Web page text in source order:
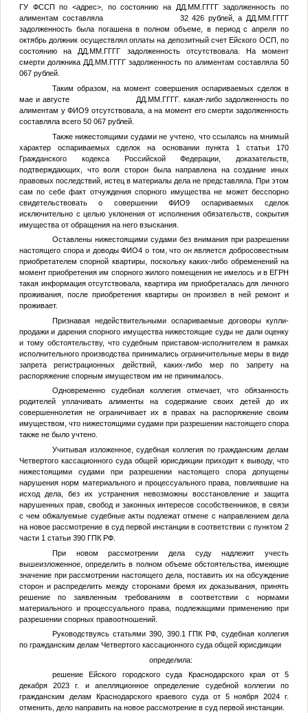
ГУ ФССП по <адрес>, по состоянию на ДД.ММ.ГГГГзадолженность по
алиментам составляла 32 426 рублей, аДД.ММ.ГГГГ
задолженность была погашена в полном объеме, в период с апреля по
октябрь должник осуществлял оплаты на депозитный счет Ейского ОСП, по
состоянию наДД.ММ.ГГГГ задолженность отсутствовала. На момент
смерти должника ДД.ММ.ГГГГ задолженность по алиментам составляла 50
067 рублей.
Таким образом, на момент совершения оспариваемых сделок в
мае и августе ДД.ММ.ГГГГ. какая-либо задолженность по
алиментам уФИО9 отсутствовала, а на момент его смерти задолженность
составляла всего 50 067 рублей.
Также нижестоящими судами не учтено, что ссылаясь на мнимый
характер оспариваемых сделок на основании пункта 1 статьи 170
Гражданского кодекса Российской Федерации, доказательств,
подтверждающих, что воля сторон была направлена на создание иных
правовых последствий, истец в материалы дела не представляла. При этом
сам по себе факт отчуждения спорного имущества не может бесспорно
свидетельствовать о совершенииФИО9 оспариваемых сделок
исключительно с целью уклонения от исполнения обязательств, сокрытия
имущества от обращения на него взыскания.
Оставлены нижестоящими судами без внимания при разрешении
настоящего спора и доводыФИО4 о том, что он является добросовестным
приобретателем спорной квартиры, поскольку каких-либо обременений на
момент приобретения им спорного жилого помещения не имелось и в ЕГРН
такая информация отсутствовала, квартира им приобреталась для личного
проживания, после приобретения квартиры он произвел в ней ремонт и
проживает.
Признавая недействительными оспариваемые договоры купли-
продажи и дарения спорного имущества нижестоящие суды не дали оценку
и тому обстоятельству, что судебным приставом-исполнителем в рамках
исполнительного производства принимались ограничительные меры в виде
запрета регистрационных действий, каких-либо мер по запрету на
распоряжение спорным имуществом им не принималось.
Одновременно судебная коллегия отмечает, что обязанность
родителей уплачивать алименты на содержание своих детей до их
совершеннолетия не ограничивает их в правах на распоряжение своим
имуществом, что нижестоящими судами при разрешении настоящего спора
также не было учтено.
Учитывая изложенное, судебная коллегия по гражданским делам
Четвертого кассационного суда общей юрисдикции приходит к выводу, что
нижестоящими судами при разрешении настоящего спора допущены
нарушения норм материального и процессуального права, повлиявшие на
исход дела, без их устранения невозможны восстановление и защита
нарушенных прав, свобод и законных интересов сособственников, в связи
с чем обжалуемые судебные акты подлежат отмене с направлением дела
на новое рассмотрение в суд первой инстанции в соответствии с пунктом 2
части 1 статьи 390 ГПК РФ.
При новом рассмотрении дела суду надлежит учесть
вышеизложенное, определить в полном объеме обстоятельства, имеющие
значение при рассмотрении настоящего дела, поставить их на обсуждение
сторон и распределить между сторонами бремя их доказывания, принять
решение по заявленным требованиям в соответствии с нормами
материального и процессуального права, подлежащими применению при
разрешении спорных правоотношений.
Руководствуясь статьями 390, 390.1 ГПК РФ, судебная коллегия
по гражданским делам Четвертого кассационного суда общей юрисдикции
определила:
решение Ейского городского суда Краснодарского края от 5
декабря 2023 г. и апелляционное определение судебной коллегии по
гражданским делам Краснодарского краевого суда от 5 ноября 2024 г.
отменить, дело направить на новое рассмотрение в суд первой инстанции.